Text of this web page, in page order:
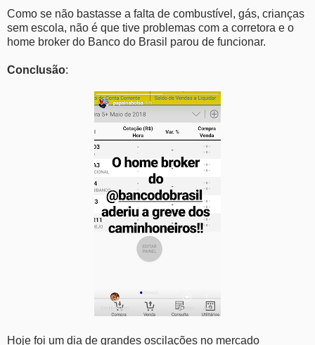
Como se não bastasse a falta de combustível, gás, crianças
sem escola, não é que tive problemas com a corretora e o
home broker do Banco do Brasil parou de funcionar.
Conclusão:
Hoje foi um dia de grandes oscilações no mercado